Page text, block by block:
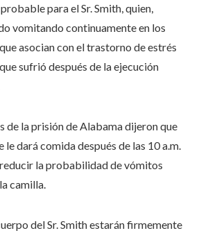
para el Sr. Smith, quien,
vomitando continuamente en los
asocian con el trastorno de estrés
sufrió después de la ejecución
de la prisión de Alabama dijeron que
le dará comida después de las 10 a.m.
la probabilidad de vómitos
camilla.
del Sr. Smith estarán firmemente